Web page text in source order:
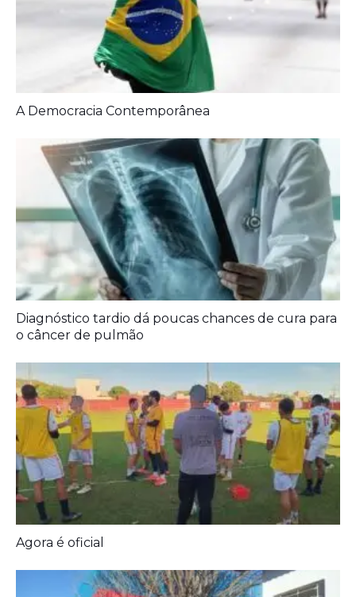
A Democracia Contemporânea
Diagnóstico tardio dá poucas chances de cura para
o câncer de pulmão
Agora é oficial